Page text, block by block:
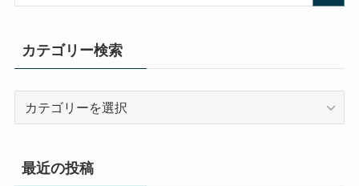
カテゴリー検索
リ
最近の投稿